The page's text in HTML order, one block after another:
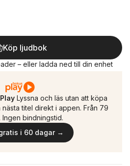
röster:
Köp ljudbok
– eller ladda ned till din enhet
Lyssna och läs utan att köpa
titel direkt i appen. Från 79
Ingen bindningstid.
i 60 dagar →